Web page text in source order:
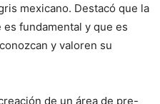
mexicano. Destacó que la
fundamental y que es
y valoren su
de un área de pre-